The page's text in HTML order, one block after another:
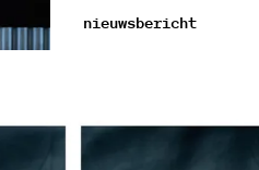
nieuwsbericht